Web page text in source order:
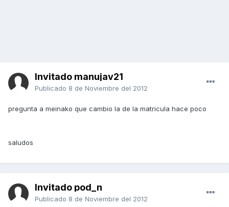
Invitado manujav21
Publicado 8 de Noviembre del 2012
pregunta a meinako que cambio la de la matricula hace poco
saludos
Invitado pod_n
Publicado 8 de Noviembre del 2012